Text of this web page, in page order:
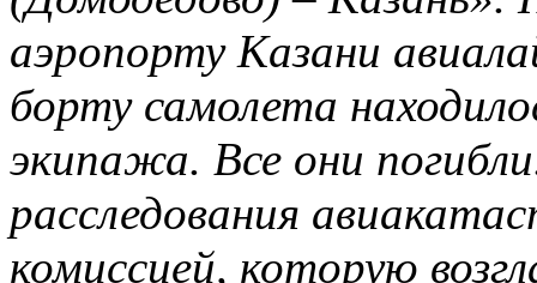
аэропорту Казани
борту самолета
экипажа. Все они
расследования
комиссией, которую